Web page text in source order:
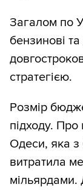
Загалом по
бензинові
стратегією.
Розмір
підходу. Про
Одеси, яка з
витратила
мільярдами.